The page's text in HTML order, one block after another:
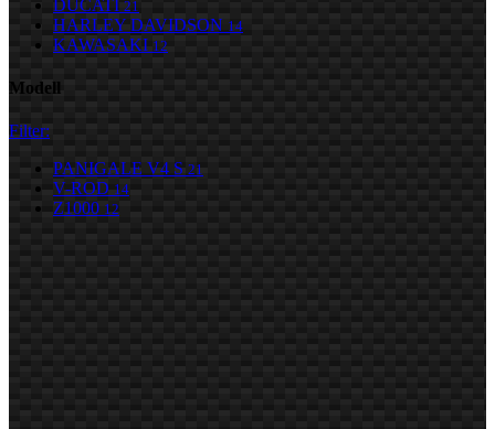
DUCATI 21
HARLEY DAVIDSON 14
KAWASAKI 12
Modell
Filter:
PANIGALE V4 S 21
V-ROD 14
Z1000 12